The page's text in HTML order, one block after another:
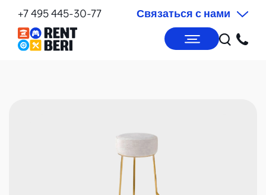
+7 495 445-30-77 Связаться с нами